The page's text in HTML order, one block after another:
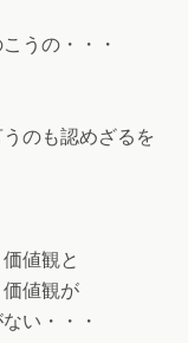
うの・・・
のも認めざるを
値観と
値観が
い・・・